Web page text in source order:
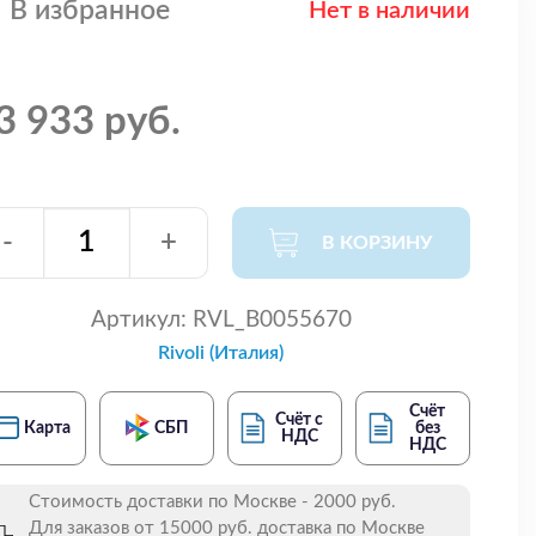
В избранное Нет в наличии
933 руб.
- + В КОРЗИНУ
Артикул: RVL_B0055670
Rivoli (Италия)
Карта СБП
Счёт с
НДС
Счёт
без
НДС
Стоимость доставки по Москве - 2000 руб.
Для заказов от 15000 руб. доставка по Москве